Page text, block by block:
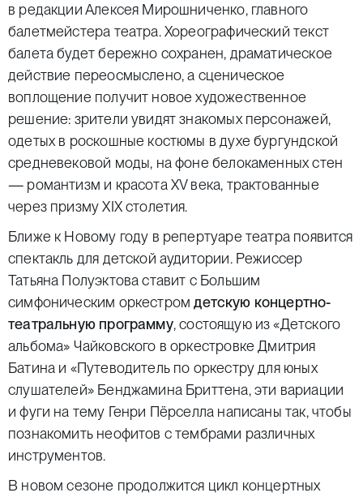
в редакции Алексея Мирошниченко, главного
балетмейстера театра. Хореографический текст
балета будет бережно сохранен, драматическое
действие переосмыслено, а сценическое
воплощение получит новое художественное
решение: зрители увидят знакомых персонажей,
одетых в роскошные костюмы в духе бургундской
средневековой моды, на фоне белокаменных стен
— романтизм и красота XV века, трактованные
через призму XIX столетия.
Ближе к Новому году в репертуаре театра появится
спектакль для детской аудитории. Режиссер
Татьяна Полуэктова ставит с Большим
симфоническим оркестромдетскую концертно-
театральную программу, состоящую из «Детского
альбома» Чайковского в оркестровке Дмитрия
Батина и «Путеводитель по оркестру для юных
слушателей» Бенджамина Бриттена, эти вариации
и фуги на тему Генри Пёрселла написаны так, чтобы
познакомить неофитов с тембрами различных
инструментов.
В новом сезоне продолжится цикл концертных